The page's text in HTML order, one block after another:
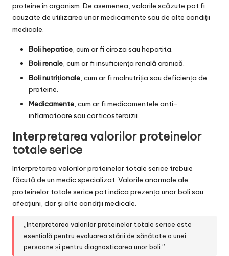
proteine în organism. De asemenea, valorile scăzute pot fi
cauzate de utilizarea unor medicamente sau de alte condiții
medicale.
Boli hepatice , cum ar fi ciroza sau hepatita.
Boli renale, cum ar fi insuficiența renală cronică.
Boli nutriționale, cum ar fi malnutriția sau deficiența de
proteine.
Medicamente, cum ar fi medicamentele anti-
inflamatoare sau corticosteroizii.
Interpretarea valorilor proteinelor
totale serice
Interpretarea valorilor proteinelor totale serice trebuie
făcută de un medic specializat. Valorile anormale ale
proteinelor totale serice pot indica prezența unor boli sau
afecțiuni, dar și alte condiții medicale.
„Interpretarea valorilor proteinelor totale serice este
esențială pentru evaluarea stării de sănătate a unei
persoane și pentru diagnosticarea unor boli.”